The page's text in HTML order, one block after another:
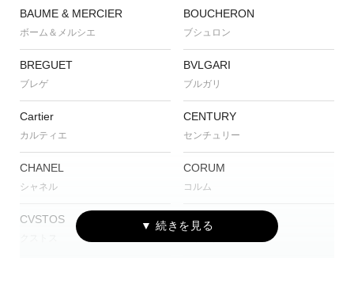
BAUME & MERCIER
ボーム＆メルシエ
BOUCHERON
ブシュロン
BREGUET
ブレゲ
BVLGARI
ブルガリ
Cartier
カルティエ
CENTURY
センチュリー
CHANEL
シャネル
CORUM
コルム
CVSTOS EDOX